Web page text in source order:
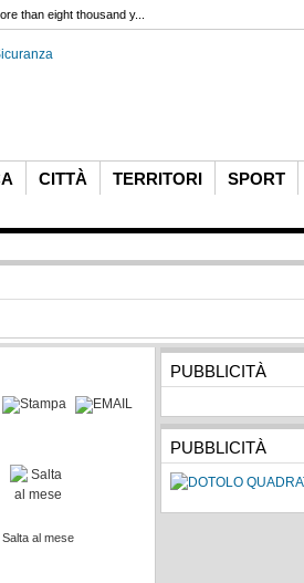
CITTÀ TERRITORI SPORT
than eight thousand y...
Salta al mese
PUBBLICITÀ
PUBBLICITÀ